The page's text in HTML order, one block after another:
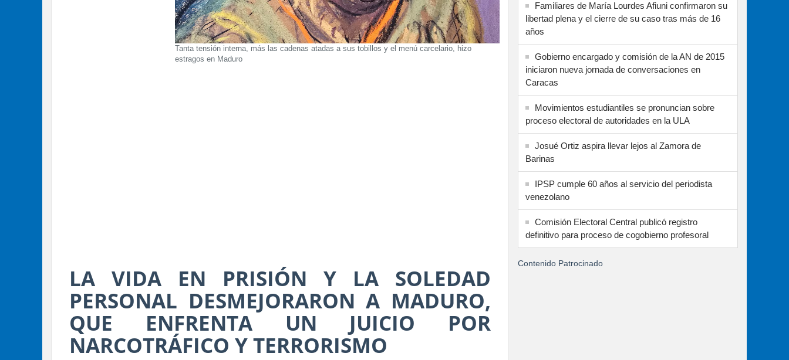
Tanta tensión interna, más las cadenas atadas a sus tobillos y el menú carcelario, hizo
estragos en Maduro
LA VIDA EN PRISIÓN Y LA SOLEDAD
PERSONAL DESMEJORARON A MADURO,
QUE ENFRENTA UN JUICIO POR
NARCOTRÁFICO Y TERRORISMO
Familiares de María Lourdes Afiuni confirmaron su
libertad plena y el cierre de su caso tras más de 16
años
Gobierno encargado y comisión de la AN de 2015
iniciaron nueva jornada de conversaciones en
Caracas
Movimientos estudiantiles se pronuncian sobre
proceso electoral de autoridades en la ULA
Josué Ortiz aspira llevar lejos al Zamora de
Barinas
IPSP cumple 60 años al servicio del periodista
venezolano
Comisión Electoral Central publicó registro
definitivo para proceso de cogobierno profesoral
Contenido Patrocinado